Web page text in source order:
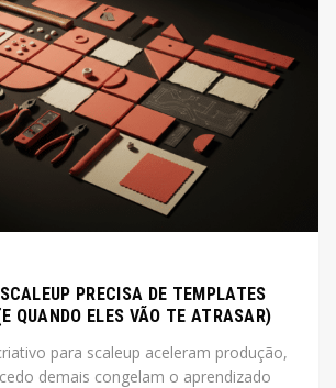
PRECISA DE TEMPLATES
QUANDO ELES VÃO TE ATRASAR)
para scaleup aceleram produção,
demais congelam o aprendizado